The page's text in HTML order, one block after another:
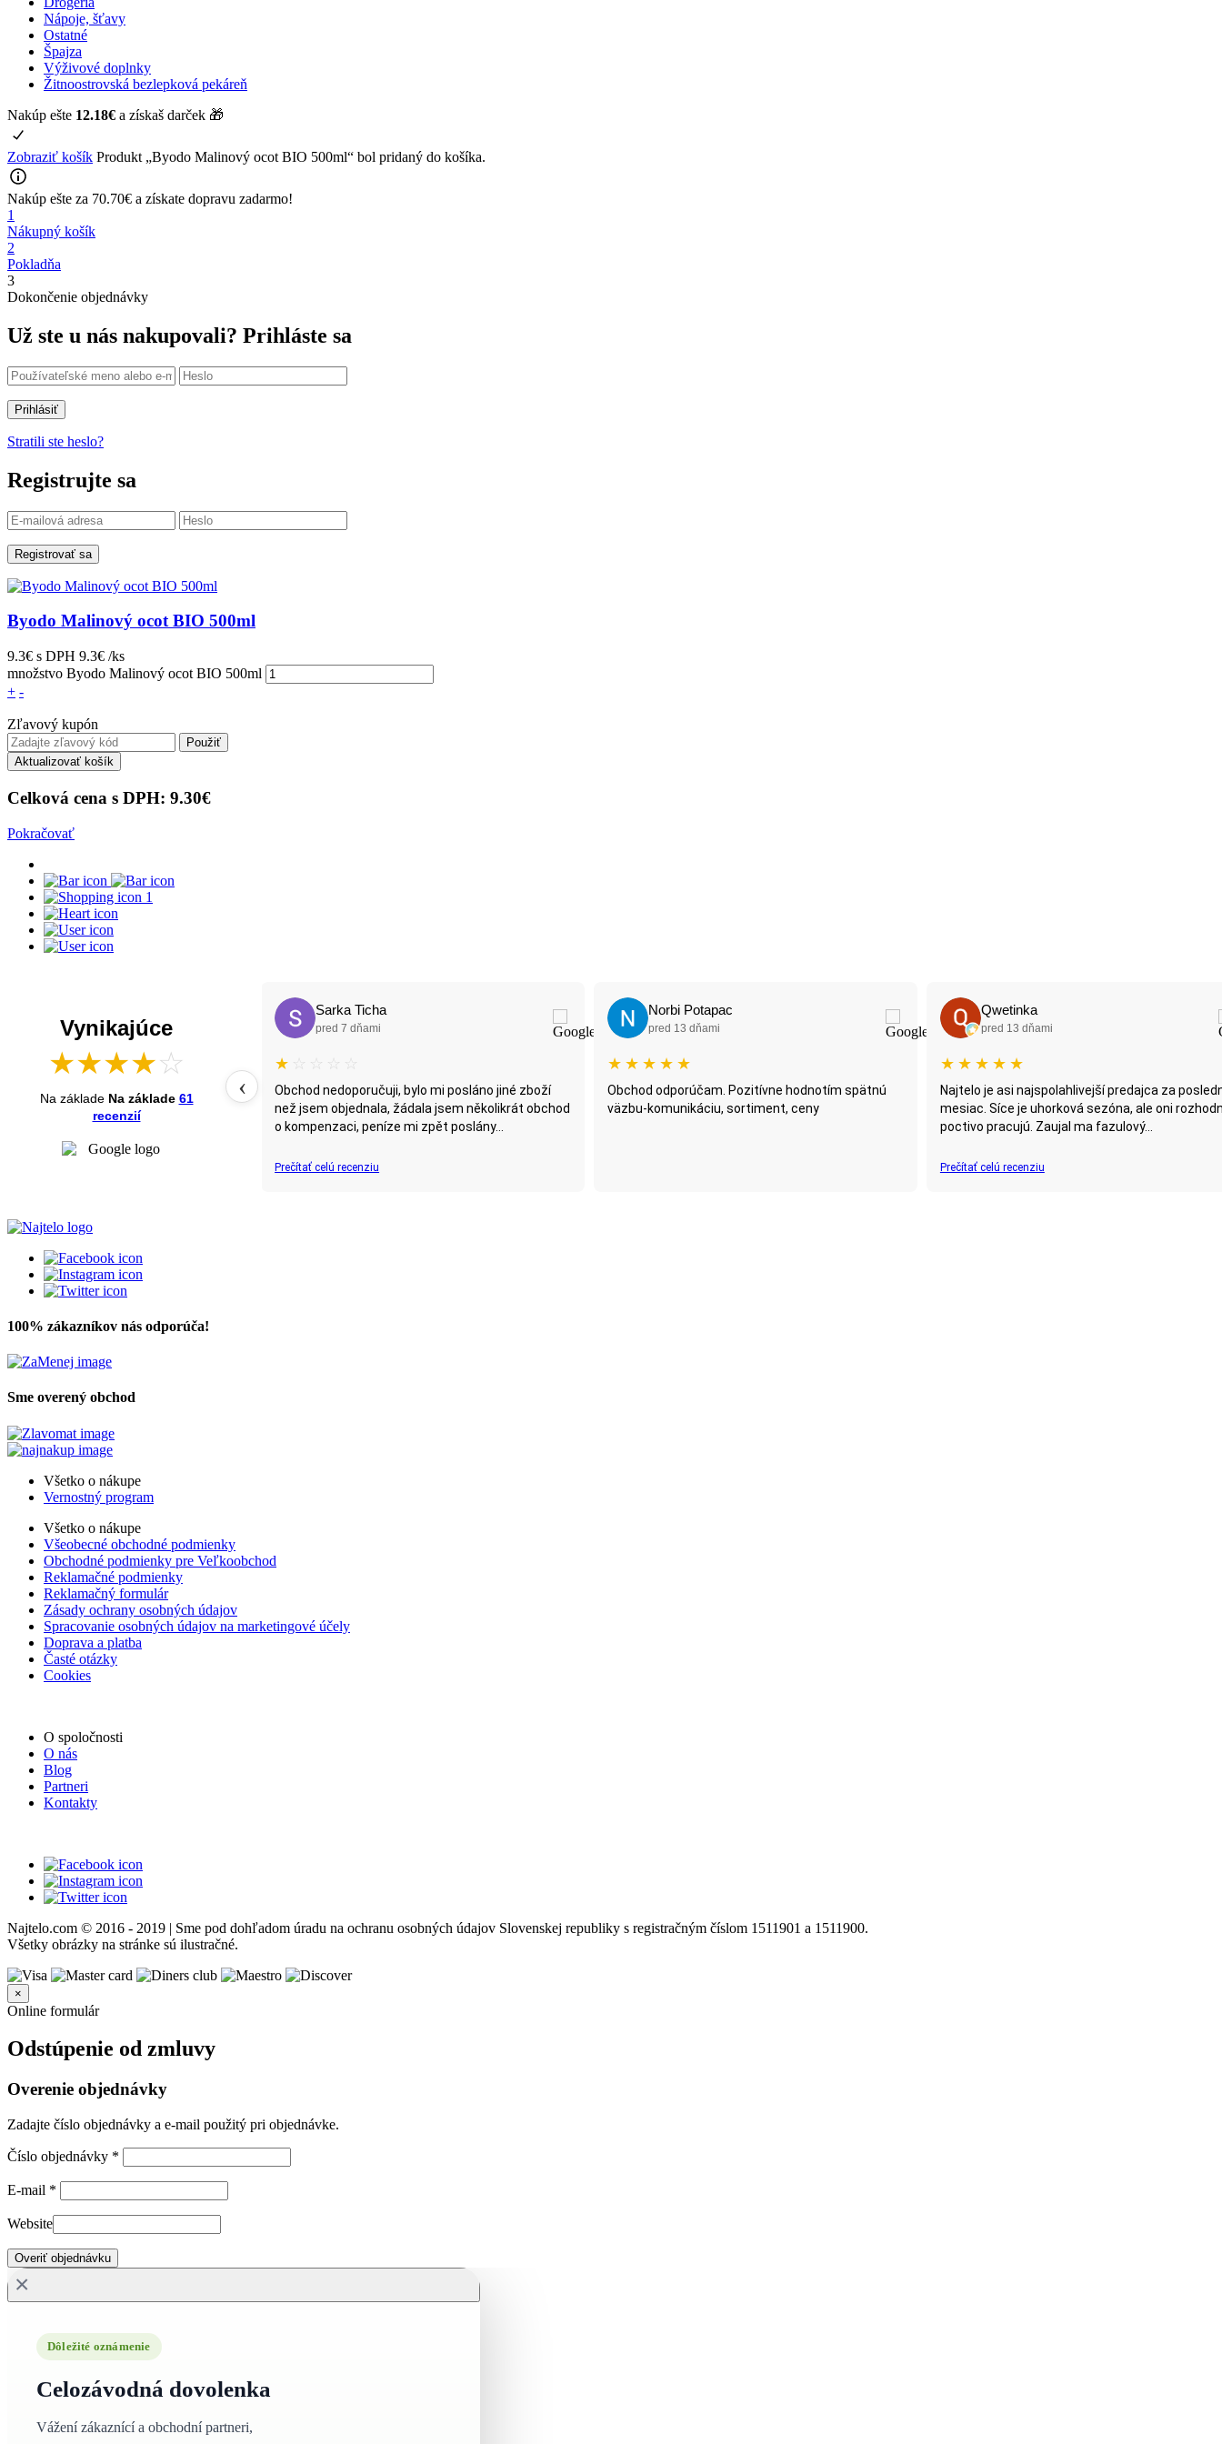
Nápoje, šťavy
Ostatné
Špajza
Výživové doplnky
Žitnoostrovská bezlepková pekáreň
Nakúp ešte 12.18€ a získaš darček 🎁
Zobraziť košík Produkt „Byodo Malinový ocot BIO 500ml“ bol pridaný do košíka.
Nakúp ešte za 70.70€ a získate dopravu zadarmo!
1
Nákupný košík
2
Pokladňa
3
Dokončenie objednávky
Už ste u nás nakupovali? Prihláste sa
Prihlásiť
Stratili ste heslo?
Registrujte sa
Registrovať sa
Byodo Malinový ocot BIO 500ml
9.3€ s DPH 9.3€ /ks
množstvo Byodo Malinový ocot BIO 500ml
+ -
Zľavový kupón
Použiť
Aktualizovať košík
Celková cena s DPH: 9.30€
Pokračovať
1
Vynikajúce
★★★★☆
Na základe Na základe 61
recenzií
bylo mi posláno jiné zboží
žádala jsem několikrát obchod
peníze mi zpět poslány...
Norbi Potapac
pred 13 dňami
★ ★ ★ ★ ★
Obchod odporúčam. Pozitívne hodnotím spätnú
väzbu-komunikáciu, sortiment, ceny
Qwetinka
pred 13 dňami
★ ★ ★ ★ ★
Najtelo je asi najspolahlivejší predajca za posledný
mesiac. Síce je uhorková sezóna, ale oni rozhodne
Patrik Milkovič
pred 26 dňami
★ ★ ★ ★ ★
‹
100% zákazníkov nás odporúča!
Sme overený obchod
Všetko o nákupe
Vernostný program
Všetko o nákupe
Všeobecné obchodné podmienky
Obchodné podmienky pre Veľkoobchod
Reklamačné podmienky
Reklamačný formulár
Zásady ochrany osobných údajov
Spracovanie osobných údajov na marketingové účely
Doprava a platba
Časté otázky
Cookies
O spoločnosti
O nás
Blog
Partneri
Kontakty
Najtelo.com © 2016 - 2019 | Sme pod dohľadom úradu na ochranu osobných údajov Slovenskej republiky s registračným číslom 1511901 a 1511900.
Všetky obrázky na stránke sú ilustračné.
×
Online formulár
Odstúpenie od zmluvy
Overenie objednávky
Zadajte číslo objednávky a e-mail použitý pri objednávke.
Číslo objednávky *
E-mail *
Website
Overiť objednávku
×
Dôležité oznámenie
Celozávodná dovolenka
Vážení zákaznící a obchodní partneri,